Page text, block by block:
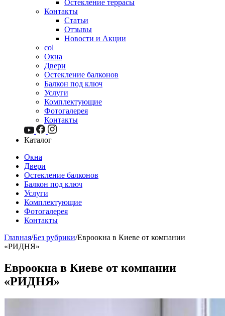
Остекление террасы
Контакты
Статьи
Отзывы
Новости и Акции
col
Окна
Двери
Остекление балконов
Балкон под ключ
Услуги
Комплектующие
Фотогалерея
Контакты
Каталог
Окна
Двери
Остекление балконов
Балкон под ключ
Услуги
Комплектующие
Фотогалерея
Контакты
Главная/Без рубрики/Евроокна в Киеве от компании
«РИДНЯ»
Евроокна в Киеве от компании
«РИДНЯ»